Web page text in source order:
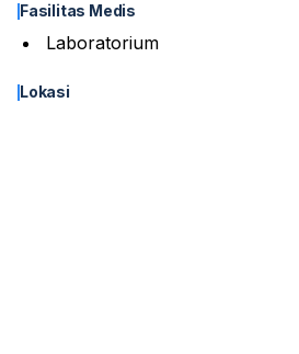
Fasilitas Medis
Laboratorium
Lokasi